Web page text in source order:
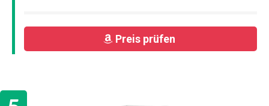
Preis prüfen